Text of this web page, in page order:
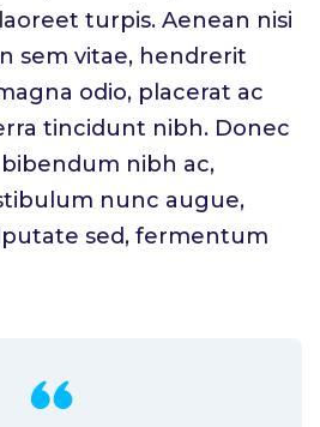
turpis. Aenean nisi
sem vitae, hendrerit
odio, placerat ac
tincidunt nibh. Donec
nibh ac,
nunc augue,
sed, fermentum